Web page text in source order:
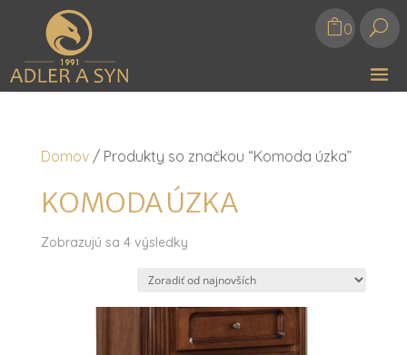
0 U
Domov/ Produkty so značkou “Komoda úzka”
KOMODA ÚZKA
Zobrazujú sa 4 výsledkyZoradené
najnovších